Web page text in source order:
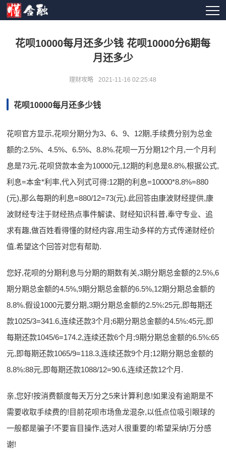
花呗10000每月还多少钱 花呗10000分6期每
月还多少
理财攻略 2021-11-16 02:25:48
花呗10000每月还多少钱
花呗官方显示,花呗分期分为3、6、9、12期,手续费分别为总金
额的:2.5%、4.5%、6.5%、8.8%.花呗一万分期12个月,一个月利
息是73元.花呗贷款本金为10000元,12期的利息是8.8%,根据公式,
利息=本金*利率,代入列式可得:12期的利息=10000*8.8%=880
(元),那么每期的利息=880/12=73(元).此回答由康波财经提供,康
波财经专注于财经热点事件解读、财经知识科普,奉守专业、追
求有趣,做百姓看得懂的财经内容,用生动多样的方式传递财经价
值.希望这个回答对您有帮助.
您好,花呗的分期利息与分期的期数有关,3期分期总金额的2.5%,6
期分期总金额的4.5%,9期分期总金额的6.5%,12期分期总金额的
8.8%.假设1000元要分期,3期分期总金额的2.5%:25元,即每期还
款1025/3=341.6,连续还款3个月;6期分期总金额的4.5%:45元,即
每期还款1045/6=174.2,连续还款6个月;9期分期总金额的6.5%:65
元,即每期还款1065/9=118.3,连续还款9个月;12期分期总金额的
8.8%:88元,即每期还款1088/12=90.6,连续还款12个月.
亲,您好!按消费额度每天万分之5来计算利息!如果没有逾期是不
需要收取手续费的!目前花呗市场鱼龙混杂,以低点位吸引眼球的
一般都是骗子!不要盲目操作,选对人很重要的!希望采纳!万分感
谢!